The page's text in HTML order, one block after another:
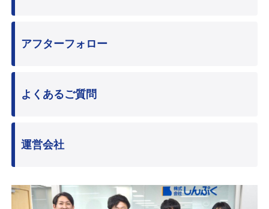
アフターフォロー
よくあるご質問
運営会社